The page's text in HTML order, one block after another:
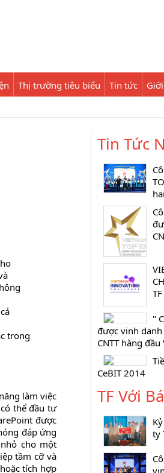
Thị trường tiêu biểu Tin tức
Tin Tức
"
được vinh
CNTT hàng
CeBIT 2014
TF Với
ty
trong
làm việc
thể đầu tư
được
đáp ứng
cho một
tầm cỡ và
tích hợp